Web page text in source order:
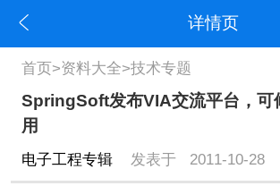
详情页
首页>资料大全>技术专题
SpringSoft发布VIA交流平台，可
用
电子工程专辑发表于 2011-10-28